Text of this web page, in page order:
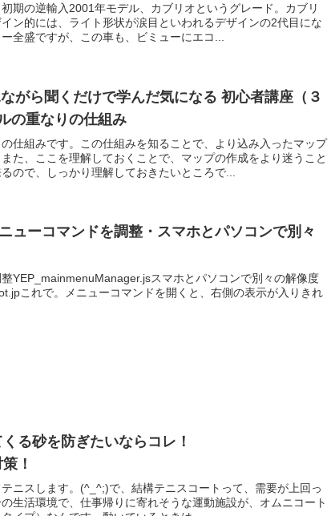
期の逆輸入2001年モデル、カブリオというグレード。カブリ
ン的には、ライト形状が涙目といわれるデザインの2代目にな
全盛ですが、この車も、ビミューにエコ...
がら聞くだけで学んだ気になる 初心者講座（３
の重なりの仕組み
仕組みです。この仕組みを知ることで、より込み入ったマップ
た、ここを理解しておくことで、マップの作成をより迷うこと
ので、しっかり理解しておきたいところで...
ューコマンドを調整・スマホとパソコンで別々
YEP_mainmenuManager.jsスマホとパソコンで別々の解像度
これで。メニューコマンドを開くと、右側の表示が入りきれ
る砂を防ぎたいならコレ！
！
ニスします。(^_^;)で、結構テニスコートって、需要が上回っ
生活環境で、仕事帰りに寄れそうな運動施設が、オムニコート